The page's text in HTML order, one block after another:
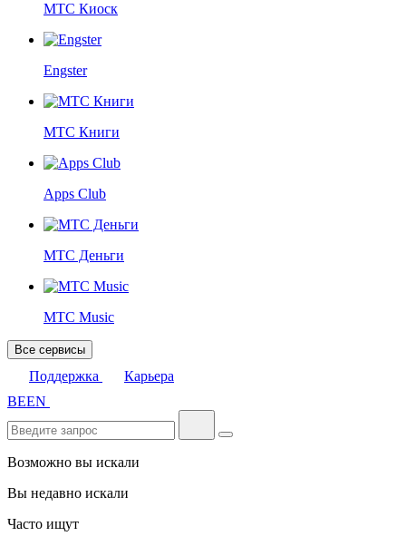
МТС Киоск
Engster
МТС Книги
Apps Club
МТС Деньги
МТС Music
Все сервисы
Поддержка
Карьера
BEEN
Возможно вы искали
Вы недавно искали
Часто ищут